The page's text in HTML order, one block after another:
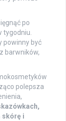
po
tygodniu.
powinny być
barwników,
polepsza
skórę i